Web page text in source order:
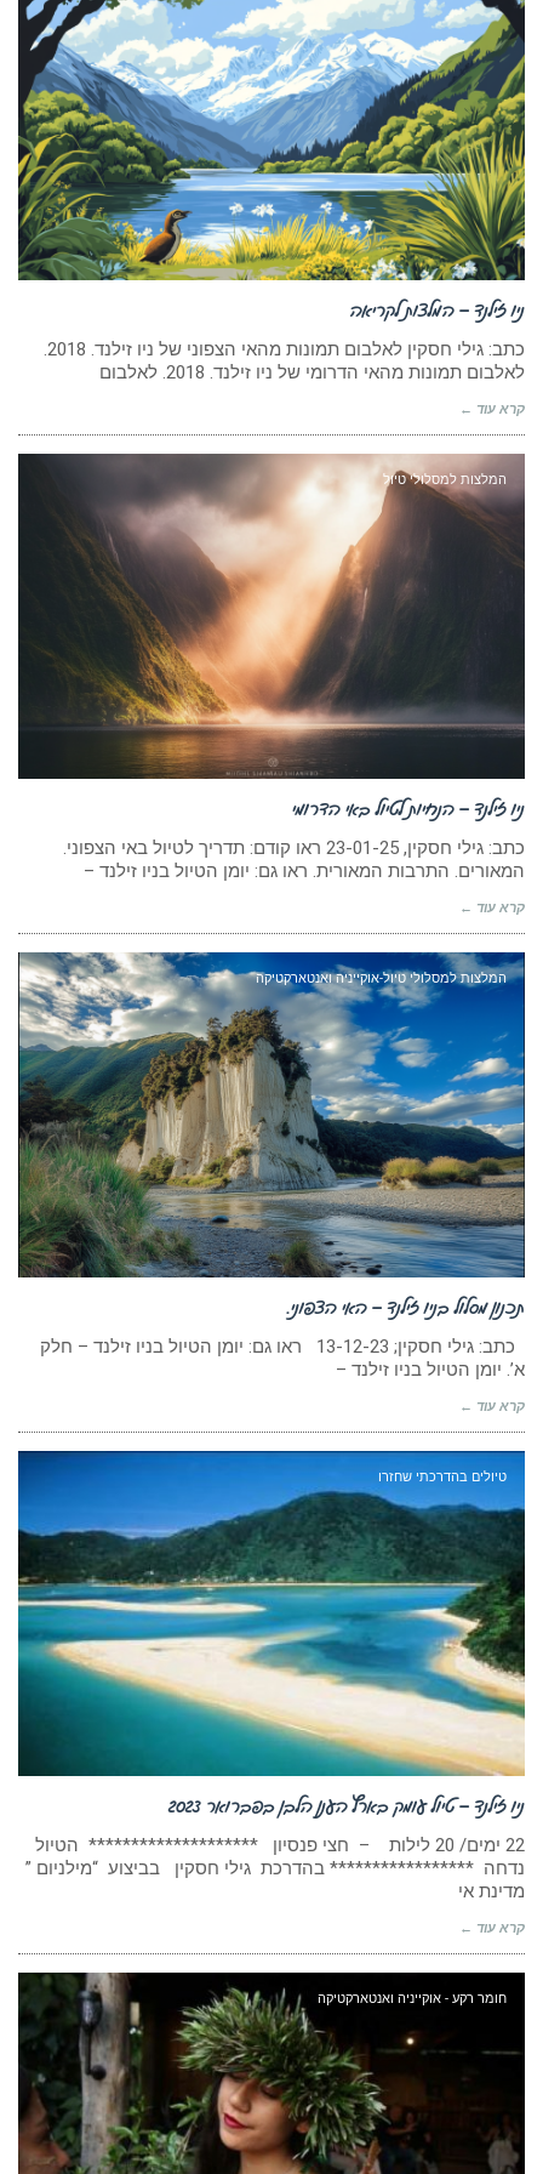
ניו זילנד – המלצות לקריאה
כתב: גילי חסקין לאלבום תמונות מהאי הצפוני של ניו זילנד. 2018.
לאלבום תמונות מהאי הדרומי של ניו זילנד. 2018. לאלבום
קרא עוד ←
המלצות למסלולי טיול
ניו זילנד – הנחיות לטיול באי הדרומי
כתב: גילי חסקין, ‏23-01-25 ראו קודם: תדריך לטיול באי הצפוני.
המאורים. התרבות המאורית. ראו גם: יומן הטיול בניו זילנד –
קרא עוד ←
המלצות למסלולי טיול-אוקייניה ואנטארקטיקה
תכנון מסלול בניו זילנד – האי הצפוני.
כתב: גילי חסקין; 13-12-23 ראו גם: יומן הטיול בניו זילנד – חלק
א’. יומן הטיול בניו זילנד –
קרא עוד ←
טיולים בהדרכתי שחזרו
ניו זילנד – טיול עומק בארץ הענן הלבן בפברואר 2023
22 ימים/ 20 לילות – חצי פנסיון ******************** הטיול
נדחה ***************** בהדרכת גילי חסקין בביצוע “מילניום ”
מדינת אי
קרא עוד ←
חומר רקע - אוקייניה ואנטארקטיקה